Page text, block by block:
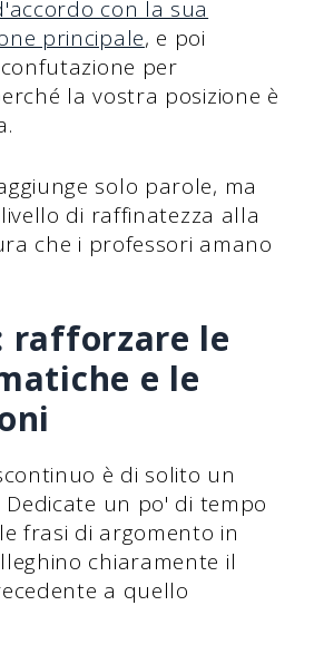
con la sua
principale, e poi
per
la vostra posizione è
solo parole, ma
di raffinatezza alla
che i professori amano
rafforzare le
e le
è di solito un
Dedicate un po' di tempo
frasi di argomento in
chiaramente il
a quello